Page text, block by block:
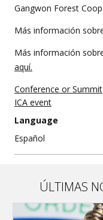
Gangwon Forest
Más información
Más información
aquí.
Conference or Summit
ICA event
Language
Español
ÚLTIMAS